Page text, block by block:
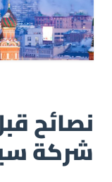
نصائح
شركة